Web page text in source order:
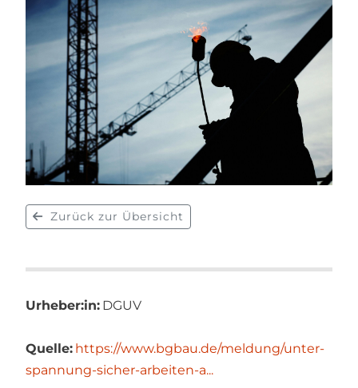
Zurück zur Übersicht
Urheber:in: DGUV
Quelle: https://www.bgbau.de/meldung/unter-
spannung-sicher-arbeiten-a...